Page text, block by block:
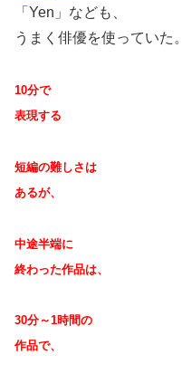
「Yen」なども、
うまく俳優を使っていた。
10分で
表現する
短編の難しさは
あるが、
中途半端に
終わった作品は、
30分～1時間の
作品で、